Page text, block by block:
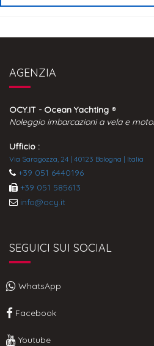
AGENZIA
OCY.IT - Ocean Yachting ®
Noleggio imbarcazioni a vela e
Ufficio :
Via Saragozza, 24 | 40123 Bologna | Italia
+39 051 6440196
+39 051 585613
info@ocy.it
SEGUICI SUI SOCIAL
WhatsApp
Facebook
Youtube